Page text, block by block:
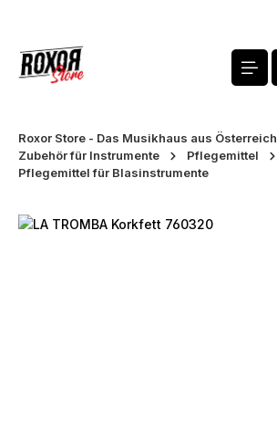
Roxor Store - Das Musikhaus aus Österreich
Zubehör für Instrumente
Pflegemittel
Pflegemittel für Blasinstrumente
Bildergalerie überspringen